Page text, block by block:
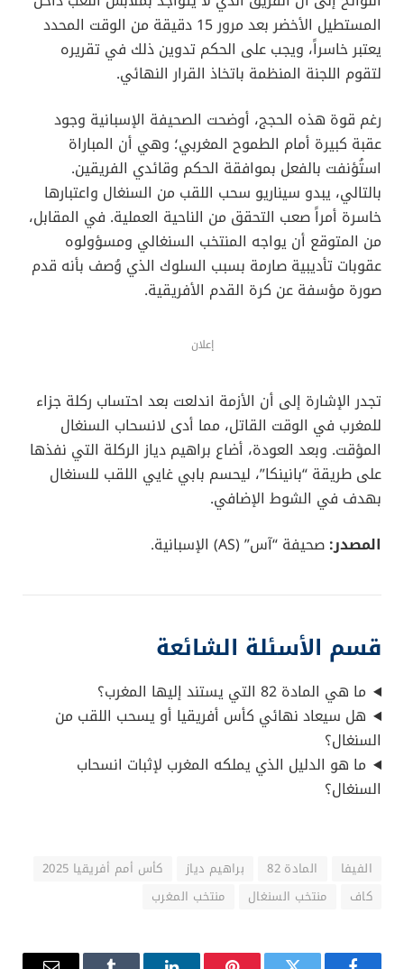
المستطيل الأخضر بعد مرور 15 دقيقة من الوقت المحدد
يعتبر خاسراً، ويجب على الحكم تدوين ذلك في تقريره
لتقوم اللجنة المنظمة باتخاذ القرار النهائي.
رغم قوة هذه الحجج، أوضحت الصحيفة الإسبانية وجود
عقبة كبيرة أمام الطموح المغربي؛ وهي أن المباراة
استُؤنفت بالفعل بموافقة الحكم وقائدي الفريقين.
بالتالي، يبدو سيناريو سحب اللقب من السنغال واعتبارها
خاسرة أمراً صعب التحقق من الناحية العملية. في المقابل،
من المتوقع أن يواجه المنتخب السنغالي ومسؤولوه
عقوبات تأديبية صارمة بسبب السلوك الذي وُصف بأنه قدم
صورة مؤسفة عن كرة القدم الأفريقية.
إعلان
تجدر الإشارة إلى أن الأزمة اندلعت بعد احتساب ركلة جزاء
للمغرب في الوقت القاتل، مما أدى لانسحاب السنغال
المؤقت. وبعد العودة، أضاع براهيم دياز الركلة التي نفذها
على طريقة “بانينكا”، ليحسم بابي غايي اللقب للسنغال
بهدف في الشوط الإضافي.
المصدر: صحيفة “آس” (AS) الإسبانية.
قسم الأسئلة الشائعة
ما هي المادة 82 التي يستند إليها المغرب؟
هل سيعاد نهائي كأس أفريقيا أو يسحب اللقب من
السنغال؟
ما هو الدليل الذي يملكه المغرب لإثبات انسحاب
السنغال؟
الفيفا المادة 82 براهيم دياز
كأس أمم أفريقيا 2025
كاف
منتخب السنغال منتخب المغرب